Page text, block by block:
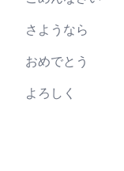
さようなら
おめでとう
よろしく